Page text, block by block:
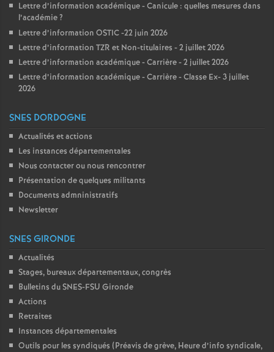
Lettre d’information académique - Canicule : quelles mesures dans
l’académie?
Lettre d’information OSTIC -22 juin 2026
Lettre d’information TZR et Non-titulaires - 2 juillet 2026
Lettre d’information académique - Carrière - 2 juillet 2026
Lettre d’information académique - Carrière - Classe Ex- 3 juillet
2026
SNES DORDOGNE
Actualités et actions
Les instances départementales
Nous contacter ou nous rencontrer
Présentation de quelques militants
Documents admninistratifs
Newsletter
SNES GIRONDE
Actualités
Stages, bureaux départementaux, congrès
Bulletins du SNES-FSU Gironde
Actions
Retraites
Instances départementales
Outils pour les syndiqués (Préavis de grève, Heure d’info syndicale,